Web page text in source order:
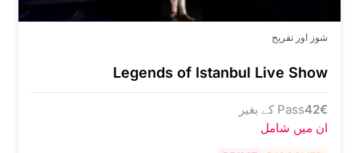
شوز اور تفریح
Legends of Istanbul Live Show
€
42Pass کے بغیر
ان میں شامل